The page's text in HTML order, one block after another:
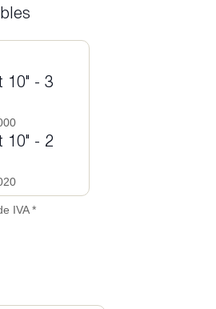
10" - 3
10" - 2
IVA *